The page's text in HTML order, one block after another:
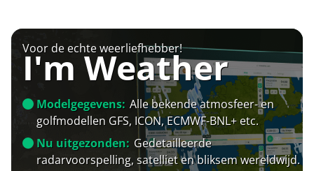
Voor de echte weerliefhebber!
I'm Weather
Modelgegevens: Alle bekende atmosfeer- en
golfmodellen GFS, ICON, ECMWF-BNL+ etc.
Nu uitgezonden: Gedetailleerde
radarvoorspelling, satelliet en bliksem wereldwijd.